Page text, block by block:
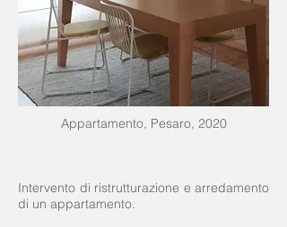
Appartamento, Pesaro, 2020
Intervento di ristrutturazione e arredamento
di un appartamento.